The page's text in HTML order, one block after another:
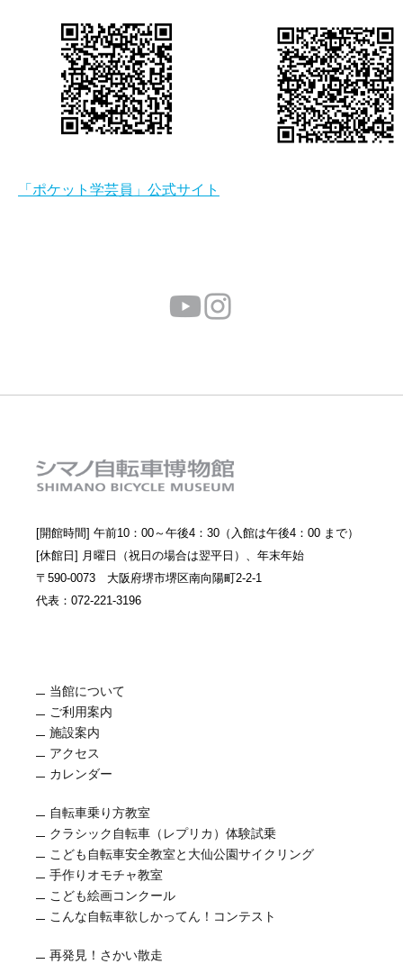
「ポケット学芸員」公式サイト
[開館時間] 午前10：00～午後4：30（入館は午後4：00 まで）
[休館日] 月曜日（祝日の場合は翌平日）、年末年始
〒590-0073 大阪府堺市堺区南向陽町2-2-1
代表：072-221-3196
当館について
ご利用案内
施設案内
アクセス
カレンダー
自転車乗り方教室
クラシック自転車（レプリカ）体験試乗
こども自転車安全教室と大仙公園サイクリング
手作りオモチャ教室
こども絵画コンクール
こんな自転車欲しかってん！コンテスト
再発見！さかい散走